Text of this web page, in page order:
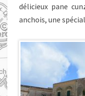
délicieux pane
anchois, une